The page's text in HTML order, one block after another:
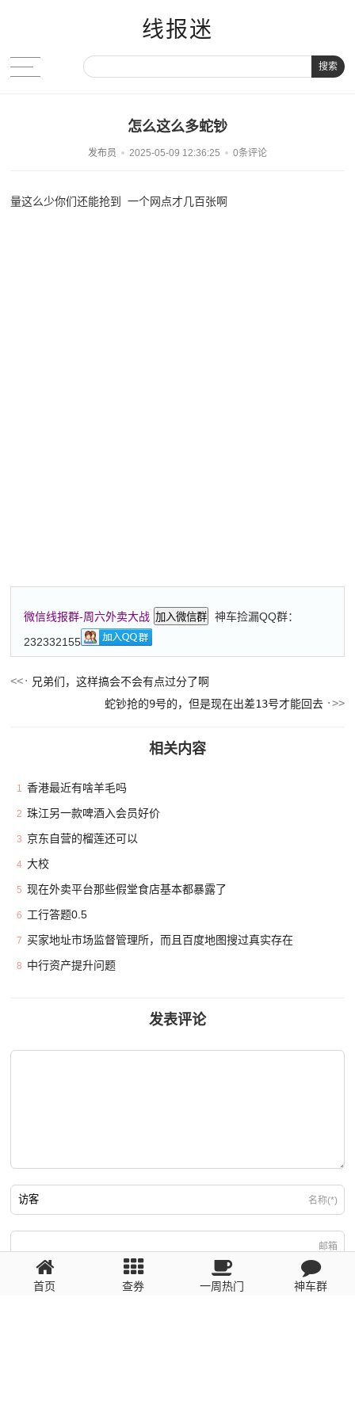
线报迷
搜索
怎么这么多蛇钞
发布员 2025-05-09 12:36:25 0条评论
量这么少你们还能抢到 一个网点才几百张啊
微信线报群-周六外卖大战 加入微信群
神车捡漏QQ群：
232332155
兄弟们，这样搞会不会有点过分了啊
蛇钞抢的9号的，但是现在出差13号才能回去
相关内容
1 香港最近有啥羊毛吗
2 珠江另一款啤酒入会员好价
3 京东自营的榴莲还可以
4 大校
5 现在外卖平台那些假堂食店基本都暴露了
6 工行答题0.5
7 买家地址市场监督管理所，而且百度地图搜过真实存在
8 中行资产提升问题
发表评论
名称(*)
邮箱
回复需填写必要信息
首页 查券 一周热门 神车群